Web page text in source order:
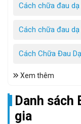
Cách chữa đau
Cách chữa đau
Cách Chữa Đau
Xem thêm
Danh sách
gia